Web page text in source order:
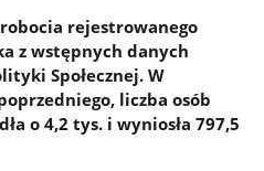
rejestrowanego
z wstępnych danych
Społecznej. W
liczba osób
o 4,2 tys. i wyniosła 797,5